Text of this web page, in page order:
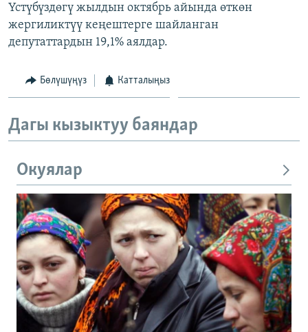
Үстүбүздөгү жылдын октябрь айында өткөн
жергиликтүү кеңештерге шайланган
депутаттардын 19,1% аялдар.
Бөлүшүңүз Катталыңыз
Дагы кызыктуу баяндар
Окуялар